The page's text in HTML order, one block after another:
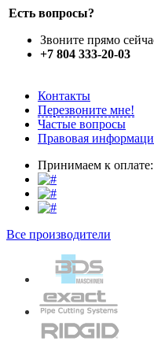
Есть вопросы?
Звоните прямо
+7 804 333-20-03
Контакты
Перезвоните мне!
Частые вопросы
Правовая
Принимаем к оплате:
Все производители